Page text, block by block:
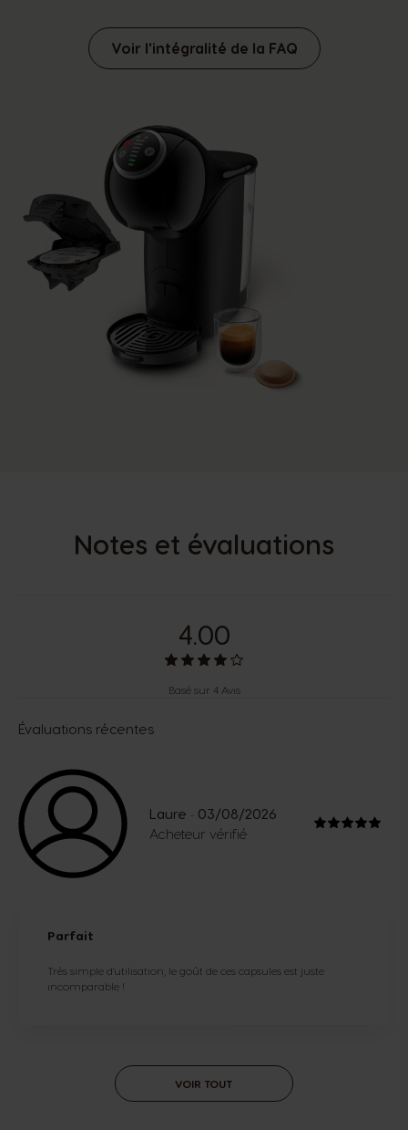
Voir l'intégralité de la FAQ
Notes et évaluations
4.00
Basé sur 4 Avis
Évaluations récentes
Laure - 03/08/2026
Acheteur vérifié
Parfait
Très simple d'utilisation, le goût de ces capsules est juste
incomparable !
VOIR TOUT